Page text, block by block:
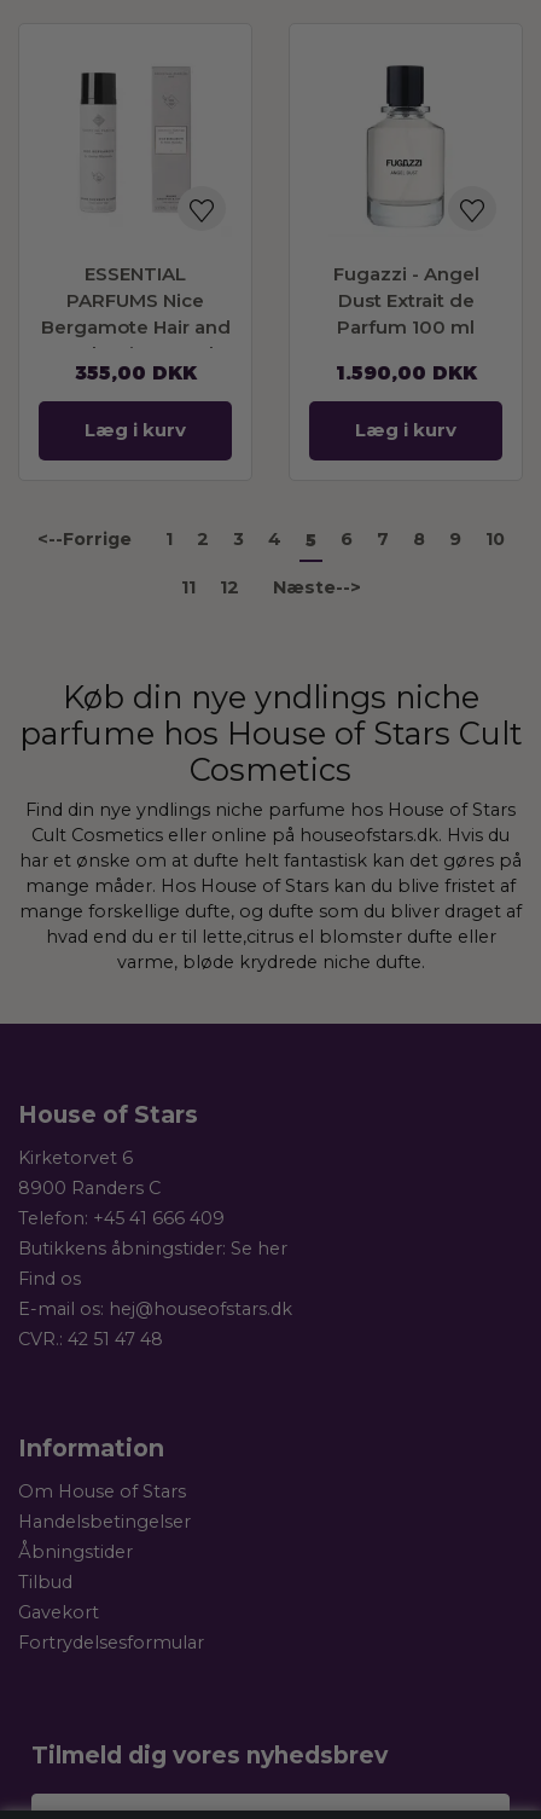
ESSENTIAL
PARFUMS Nice
Bergamote Hair and
Body Mist 100ml
355,00 DKK
Læg i kurv
Fugazzi - Angel
Dust Extrait de
Parfum 100 ml
1.590,00 DKK
Læg i kurv
<--Forrige 1 2 3 4 5 6 7 8 9 10
11 12 Næste-->
Køb din nye yndlings niche
parfume hos House of Stars Cult
Cosmetics
Find din nye yndlings niche parfume hos House of Stars
Cult Cosmetics eller online på houseofstars.dk. Hvis du
har et ønske om at dufte helt fantastisk kan det gøres på
mange måder. Hos House of Stars kan du blive fristet af
mange forskellige dufte, og dufte som du bliver draget af
hvad end du er til lette,citrus el blomster dufte eller
varme, bløde krydrede niche dufte.
House of Stars
Kirketorvet 6
8900 Randers C
Telefon: +45 41 666 409
Butikkens åbningstider: Se her
Find os
E-mail os: hej@houseofstars.dk
CVR.: 42 51 47 48
Information
Om House of Stars
Handelsbetingelser
Åbningstider
Tilbud
Gavekort
Fortrydelsesformular
Tilmeld dig vores nyhedsbrev
Dit navn